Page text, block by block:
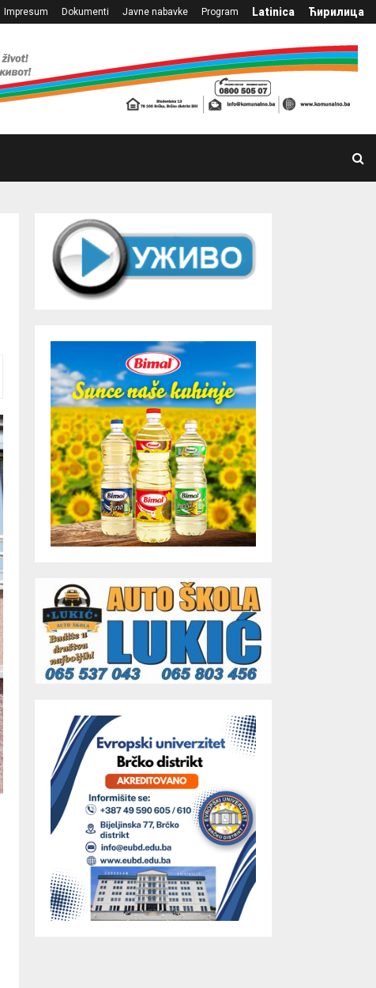
Impresum Dokumenti Javne nabavke Program Latinica Ћирилица